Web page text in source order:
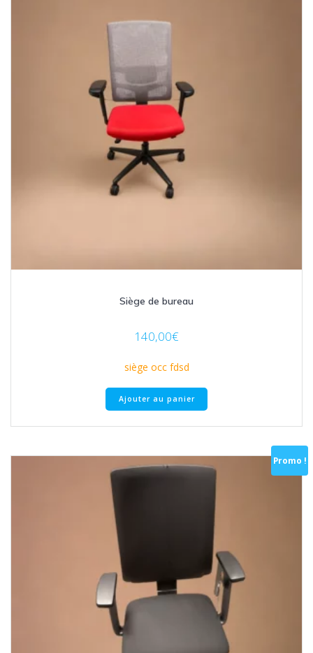
Siège de bureau
140,00€
siège occ fdsd
Ajouter au panier
Promo !